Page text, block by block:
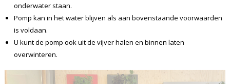
onderwater staan.
Pomp kan in het water blijven als aan bovenstaande voorwaarden
is voldaan.
U kunt de pomp ook uit de vijver halen en binnen laten
overwinteren.